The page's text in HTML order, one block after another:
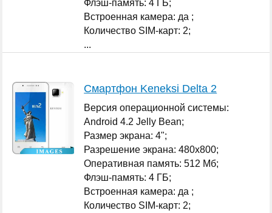
Флэш-память: 4 ГБ;
Встроенная камера: да ;
Количество SIM-карт: 2;
...
Смартфон Keneksi Delta 2
Версия операционной системы:
Android 4.2 Jelly Bean;
Размер экрана: 4";
Разрешение экрана: 480x800;
Оперативная память: 512 Мб;
Флэш-память: 4 ГБ;
Встроенная камера: да ;
Количество SIM-карт: 2;